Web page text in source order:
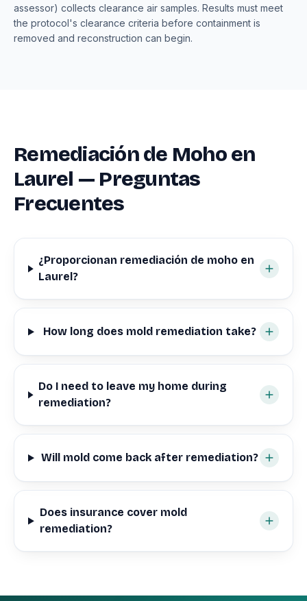
assessor) collects clearance air samples. Results must meet
the protocol's clearance criteria before containment is
removed and reconstruction can begin.
Remediación de Moho en
Laurel — Preguntas
Frecuentes
¿Proporcionan remediación de moho en
Laurel?
How long does mold remediation take?
Do I need to leave my home during
remediation?
Will mold come back after remediation?
Does insurance cover mold
remediation?